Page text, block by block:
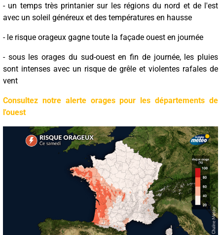
- un temps très printanier sur les régions du nord et de l'est
avec un soleil généreux et des températures en hausse
- le risque orageux gagne toute la façade ouest en journée
- sous les orages du sud-ouest en fin de journée, les pluies
sont intenses avec un risque de grêle et violentes rafales de
vent
Consultez notre alerte orages pour les départements de
l'ouest